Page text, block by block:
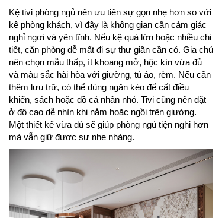
Kệ tivi phòng ngủ nên ưu tiên sự gọn nhẹ hơn so với
kệ phòng khách, vì đây là không gian cần cảm giác
nghỉ ngơi và yên tĩnh. Nếu kệ quá lớn hoặc nhiều chi
tiết, căn phòng dễ mất đi sự thư giãn cần có. Gia chủ
nên chọn mẫu thấp, ít khoang mở, hộc kín vừa đủ
và màu sắc hài hòa với giường, tủ áo, rèm. Nếu cần
thêm lưu trữ, có thể dùng ngăn kéo để cất điều
khiển, sách hoặc đồ cá nhân nhỏ. Tivi cũng nên đặt
ở độ cao dễ nhìn khi nằm hoặc ngồi trên giường.
Một thiết kế vừa đủ sẽ giúp phòng ngủ tiện nghi hơn
mà vẫn giữ được sự nhẹ nhàng.